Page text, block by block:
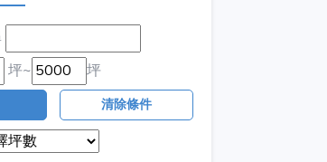
坪~ 坪
清除條件